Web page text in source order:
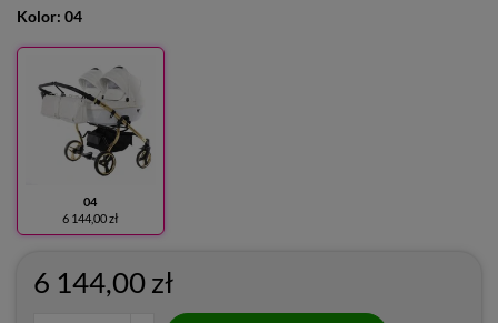
Kolor: 04
04
6 144,00 zł
6 144,00 zł